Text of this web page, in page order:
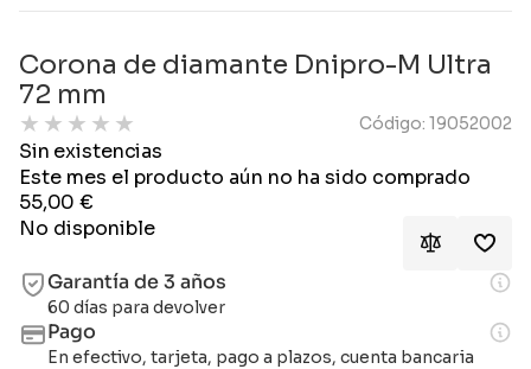
Corona de diamante Dnipro-M Ultra
72 mm
★ ★ ★ ★ ★ Código: 19052002
Sin existencias
Este mes el producto aún no ha sido comprado
55,00€
No disponible
Garantía de 3 años
60 días para devolver
Pago
En efectivo, tarjeta, pago a plazos, cuenta bancaria